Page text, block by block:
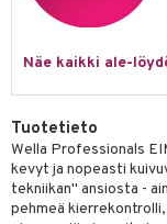
Näe kaikki ale-
Tuotetieto
Wella Professionals
kevyt ja nopeasti
tekniikan" ansiosta -
pehmeä
hoito
iho
iho
iho
iho
& Highlighter
hoito
tarvikkeet
/ Kajaali
de parfum
de toilette
&
Lapset
Set
tuotteet
tuotteet
shave balm
shave lotion